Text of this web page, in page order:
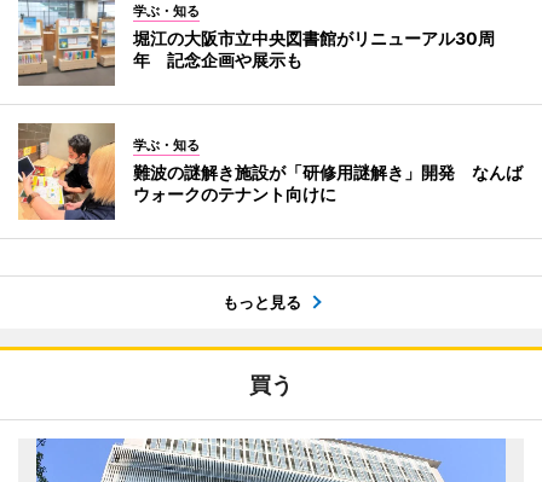
学ぶ・知る
堀江の大阪市立中央図書館がリニューアル30周
年 記念企画や展示も
学ぶ・知る
難波の謎解き施設が「研修用謎解き」開発 なんば
ウォークのテナント向けに
もっと見る
買う